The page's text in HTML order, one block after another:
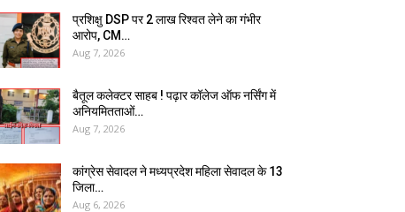
प्रशिक्षु DSP पर ₹2 लाख रिश्वत लेने का गंभीर
आरोप, CM…
Aug 7, 2026
बैतूल कलेक्टर साहब ! पढ़ार कॉलेज ऑफ नर्सिंग में
अनियमितताओं…
Aug 7, 2026
कांग्रेस सेवादल ने मध्यप्रदेश महिला सेवादल के 13
जिला…
Aug 6, 2026